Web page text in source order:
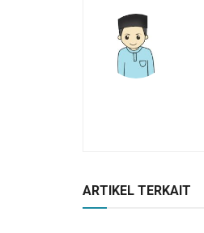
ARTIKEL TERKAIT